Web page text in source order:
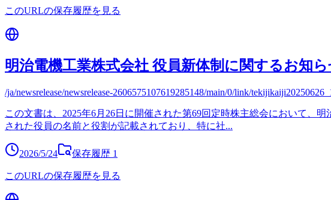
このURLの保存履歴を見る
明治電機工業株式会社 役員新体制に関するお知ら
/ja/newsrelease/newsrelease-2606575107619285148/main/0/link/
この文書は、2025年6月26日に開催された第69回定時株主総会において、
された役員の名前と役割が記載されており、特に社...
2026/5/24 保存履歴 1
このURLの保存履歴を見る